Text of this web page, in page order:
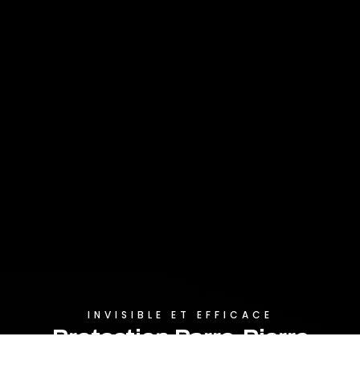
INVISIBLE ET EFFICACE
Protection Parre-Pierre